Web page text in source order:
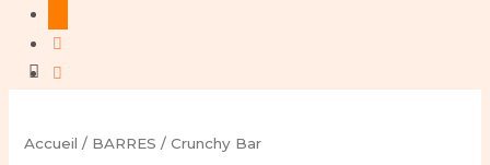
Accueil / BARRES / Crunchy Bar